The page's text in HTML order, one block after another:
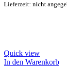
Lieferzeit: nicht
Quick view
In den Warenkorb